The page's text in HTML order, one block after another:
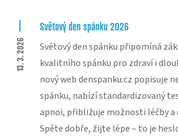
13. 3. 2026
Světový den spánku 2026
Světový den spánku připomíná
kvalitního spánku pro zdraví i
nový web denspanku.cz popisuje
spánku, nabízí standardizovaný
apnoi, přibližuje možnosti léčby a
Spěte dobře, žijte lépe – to je